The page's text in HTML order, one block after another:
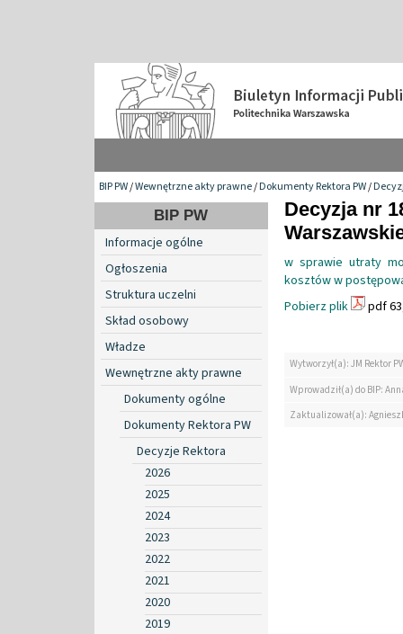
BIP PW/Wewnętrzne akty prawne/Dokumenty Rektora PW/
BIP PW
Informacje ogólne
Ogłoszenia
Struktura uczelni
Skład osobowy
Władze
Wewnętrzne akty prawne
Dokumenty ogólne
Dokumenty Rektora PW
Decyzje Rektora
2026
2025
2024
2023
2022
2021
2020
2019
Decyzja nr
w sprawie utraty
kosztów w
Pobierz plik
pdf
Wytworzył(a): JM Rektor
Wprowadził(a) do BIP:
Zaktualizował(a):